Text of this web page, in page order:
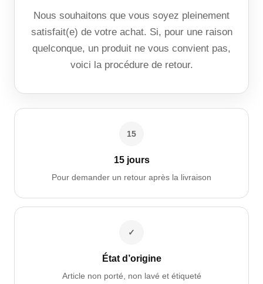
Nous souhaitons que vous soyez pleinement
satisfait(e) de votre achat. Si, pour une raison
quelconque, un produit ne vous convient pas,
voici la procédure de retour.
15
15 jours
Pour demander un retour après la livraison
✓
État d’origine
Article non porté, non lavé et étiqueté